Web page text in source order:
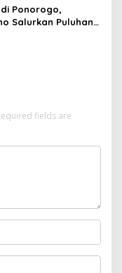
di Ponorogo,
Salurkan Puluhan
fields are